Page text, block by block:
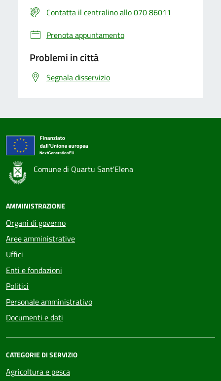
Contatta il centralino allo 070 86011
Prenota appuntamento
Problemi in città
Segnala disservizio
Comune di Quartu Sant'Elena
AMMINISTRAZIONE
Organi di governo
Aree amministrative
Uffici
Enti e fondazioni
Politici
Personale amministrativo
Documenti e dati
CATEGORIE DI SERVIZIO
Agricoltura e pesca